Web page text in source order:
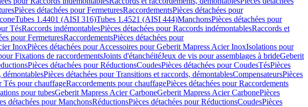
Pièces détachées pour FermeturesRaccordementsPièces détachées pour
Tubes 1.4401 (AISI 316)Tubes 1.4521 (AISI 444)ManchonsPièces détachées pour
TésRaccords indémontablesPièces détachées pour Raccords indémontablesRaccords et
pour FermeturesRaccordementsPièces détachées pour
InoxPièces détachées pour Accessoires pour Geberit Mapress Acier InoxIsolations pour
Fixations de raccordementsJoints d'étanchéitéJeux de vis pour assemblages à brideGeberit
Pièces détachées pour RéductionsCoudesPièces détachées pour CoudesTésPièces
démontablesPièces détachées pour Transitions et raccords, démontablesCompensateursPièces
Tés pour chauffageRaccordements pour chauffagePièces détachées pour Raccordements
pour tubesGeberit Mapress Acier CarboneGeberit Mapress Acier CarbonePièces
détachées pour ManchonsRéductionsPièces détachées pour RéductionsCoudesPièces